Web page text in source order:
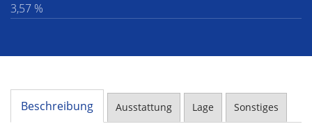
3,57 %
Beschreibung Ausstattung Lage Sonstiges